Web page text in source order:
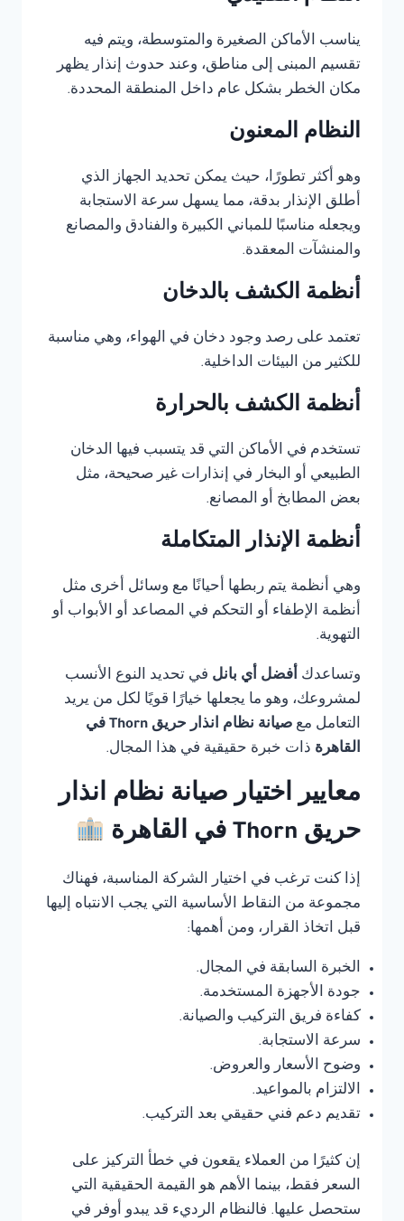
يناسب الأماكن الصغيرة والمتوسطة، ويتم فيه
تقسيم المبنى إلى مناطق، وعند حدوث إنذار يظهر
مكان الخطر بشكل عام داخل المنطقة المحددة.
النظام المعنون
وهو أكثر تطورًا، حيث يمكن تحديد الجهاز الذي
أطلق الإنذار بدقة، مما يسهل سرعة الاستجابة
ويجعله مناسبًا للمباني الكبيرة والفنادق والمصانع
والمنشآت المعقدة.
أنظمة الكشف بالدخان
تعتمد على رصد وجود دخان في الهواء، وهي مناسبة
للكثير من البيئات الداخلية.
أنظمة الكشف بالحرارة
تستخدم في الأماكن التي قد يتسبب فيها الدخان
الطبيعي أو البخار في إنذارات غير صحيحة، مثل
بعض المطابخ أو المصانع.
أنظمة الإنذار المتكاملة
وهي أنظمة يتم ربطها أحيانًا مع وسائل أخرى مثل
أنظمة الإطفاء أو التحكم في المصاعد أو الأبواب أو
التهوية.
وتساعدك أفضل أي بانل في تحديد النوع الأنسب
لمشروعك، وهو ما يجعلها خيارًا قويًا لكل من يريد
التعامل مع
صيانة نظام انذار حريق Thorn في
القاهرة ذات خبرة حقيقية في هذا المجال.
معايير اختيار صيانة نظام انذار
حريق Thorn في القاهرة
إذا كنت ترغب في اختيار الشركة المناسبة، فهناك
مجموعة من النقاط الأساسية التي يجب الانتباه إليها
قبل اتخاذ القرار، ومن أهمها:
الخبرة السابقة في المجال.
جودة الأجهزة المستخدمة.
كفاءة فريق التركيب والصيانة.
سرعة الاستجابة.
وضوح الأسعار والعروض.
الالتزام بالمواعيد.
تقديم دعم فني حقيقي بعد التركيب.
إن كثيرًا من العملاء يقعون في خطأ التركيز على
السعر فقط، بينما الأهم هو القيمة الحقيقية التي
ستحصل عليها. فالنظام الرديء قد يبدو أوفر في